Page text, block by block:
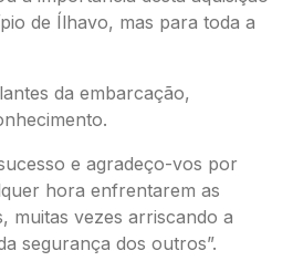
de Ílhavo, mas para toda a
da embarcação,
e agradeço-vos por
hora enfrentarem as
muitas vezes arriscando a
segurança dos outros”.